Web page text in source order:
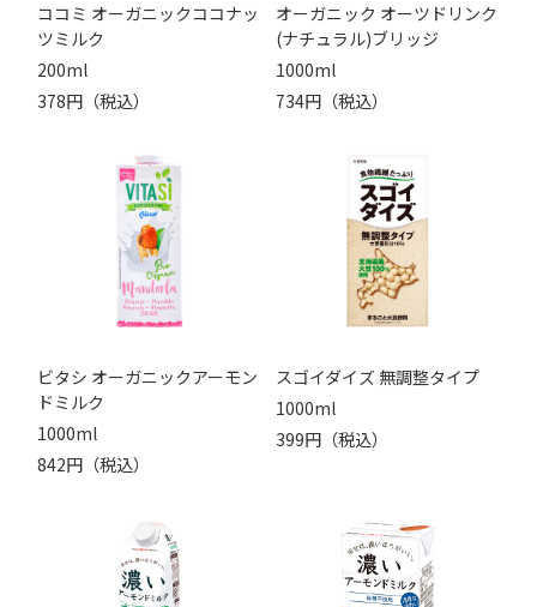
ココミ オーガニックココナッ
ツミルク
200ml
378円（税込）
オーガニック オーツドリンク
(ナチュラル)ブリッジ
1000ml
734円（税込）
ビタシ オーガニックアーモン
ドミルク
1000ml
842円（税込）
スゴイダイズ 無調整タイプ
1000ml
399円（税込）